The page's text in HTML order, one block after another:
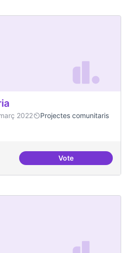
2022
Projectes comunitaris
VoteSalut Comunitària